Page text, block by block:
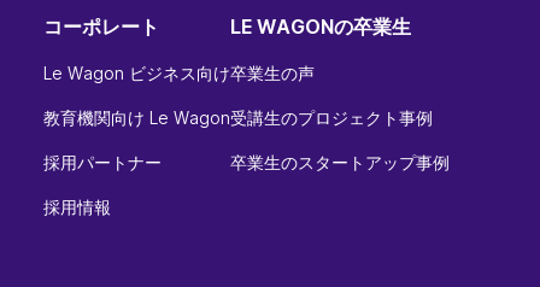
コーポレート
Le Wagon ビジネス向け
教育機関向け Le Wagon
採用パートナー
採用情報
LE WAGONの卒業生
卒業生の声
受講生のプロジェクト事例
卒業生のスタートアップ事例